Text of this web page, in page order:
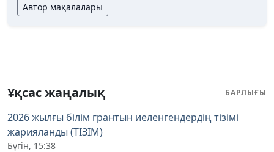
Автор мақалалары
Ұқсас жаңалық БАРЛЫҒЫ
2026 жылғы білім грантын иеленгендердің тізімі
жарияланды (ТІЗІМ)
Бүгін, 15:38